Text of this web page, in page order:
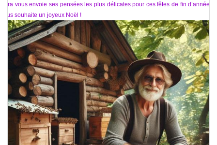
Aura vous envoie ses pensées les plus délicates pour ces fêtes de fin d’année et
vous souhaite un joyeux Noël !